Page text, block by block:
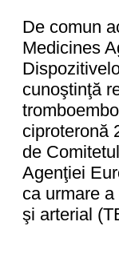
De comun
Medicines
cunoştinţă
ciproteronă
de
Agenţiei
ca urmare
şi arterial